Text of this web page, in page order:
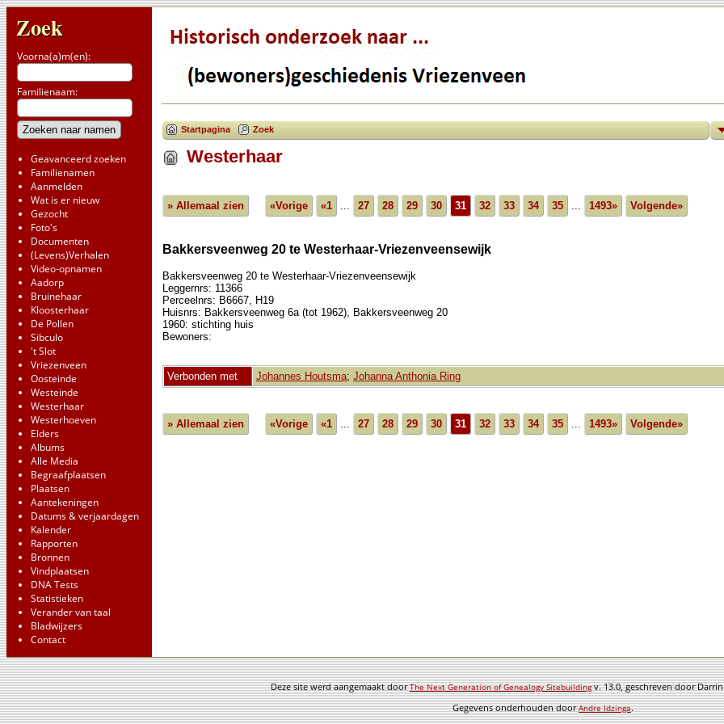
Zoek
Voorna(a)m(en):
Familienaam:
Geavanceerd zoeken
Familienamen
Aanmelden
Wat is er nieuw
Gezocht
Foto's
Documenten
(Levens)Verhalen
Video-opnamen
Aadorp
Bruinehaar
Kloosterhaar
De Pollen
Sibculo
't Slot
Vriezenveen
Oosteinde
Westeinde
Westerhaar
Westerhoeven
Elders
Albums
Alle Media
Begraafplaatsen
Plaatsen
Aantekeningen
Datums & verjaardagen
Kalender
Rapporten
Bronnen
Vindplaatsen
DNA Tests
Statistieken
Verander van taal
Bladwijzers
Contact
Startpagina Zoek
Westerhaar
» Allemaal zien «Vorige «1 ... 27 28 29 30 31 32 33 34 35 ... 1493» Volgende»
Bakkersveenweg 20 te Westerhaar-Vriezenveensewijk
Bakkersveenweg 20 te Westerhaar-Vriezenveensewijk
Leggernrs: 11366
Perceelnrs: B6667, H19
Huisnrs: Bakkersveenweg 6a (tot 1962), Bakkersveenweg 20
1960: stichting huis
Bewoners:
Verbonden met Johannes Houtsma; Johanna Anthonia Ring
» Allemaal zien «Vorige «1 ... 27 28 29 30 31 32 33 34 35 ... 1493» Volgende»
Deze site werd aangemaakt doorThe Next Generation of Genealogy Sitebuildingv. 13.0, geschreven door
Gegevens onderhouden doorAndre Idzinga.